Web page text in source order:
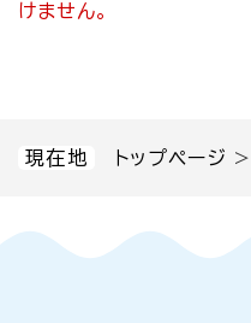
現在地 トップページ >
けません。